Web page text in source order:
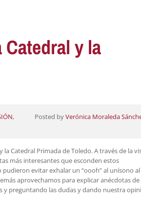
y la
Posted byVerónica Moraleda
,
Catedral Primada de Toledo. A través de la
más interesantes que esconden estos
evitar exhalar un “oooh” al unísono al
aprovechamos para explicar anécdotas de
y preguntando las dudas y dando nuestra